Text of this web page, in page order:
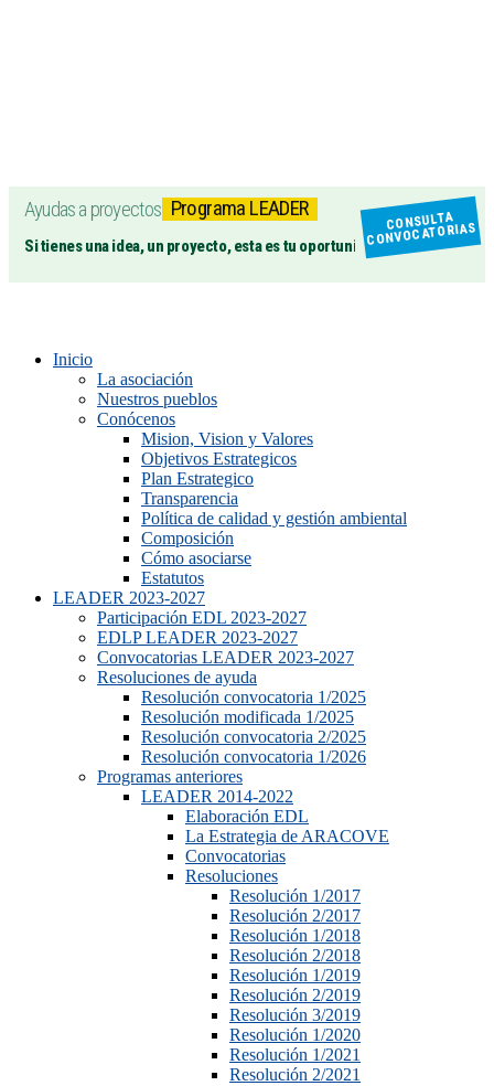
Ayudas a proyectos Programa LEADER
Si tienes una idea, un proyecto, esta es tu oportunidad
CONSULTA
CONVOCATORIAS
Inicio
La asociación
Nuestros pueblos
Conócenos
Mision, Vision y Valores
Objetivos Estrategicos
Plan Estrategico
Transparencia
Política de calidad y gestión ambiental
Composición
Cómo asociarse
Estatutos
LEADER 2023-2027
Participación EDL 2023-2027
EDLP LEADER 2023-2027
Convocatorias LEADER 2023-2027
Resoluciones de ayuda
Resolución convocatoria 1/2025
Resolución modificada 1/2025
Resolución convocatoria 2/2025
Resolución convocatoria 1/2026
Programas anteriores
LEADER 2014-2022
Elaboración EDL
La Estrategia de ARACOVE
Convocatorias
Resoluciones
Resolución 1/2017
Resolución 2/2017
Resolución 1/2018
Resolución 2/2018
Resolución 1/2019
Resolución 2/2019
Resolución 3/2019
Resolución 1/2020
Resolución 1/2021
Resolución 2/2021